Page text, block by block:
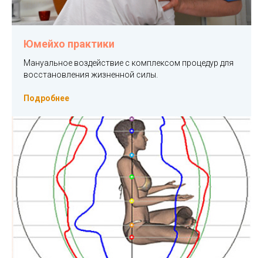
Юмейхо практики
Мануальное воздействие с комплексом процедур для
восстановления жизненной силы.
Подробнее